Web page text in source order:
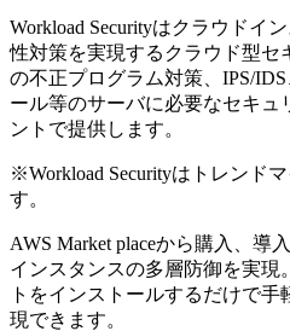
Workload Securityはクラウドイ
性対策を実現するクラウド型セ
の不正プログラム対策、IPS/
ール等のサーバに必要なセキュ
ントで提供します。
※Workload Securityはトレンド
す。
AWS Market placeから購入、導
インスタンスの多層防御を実現
トをインストールするだけで
現できます。